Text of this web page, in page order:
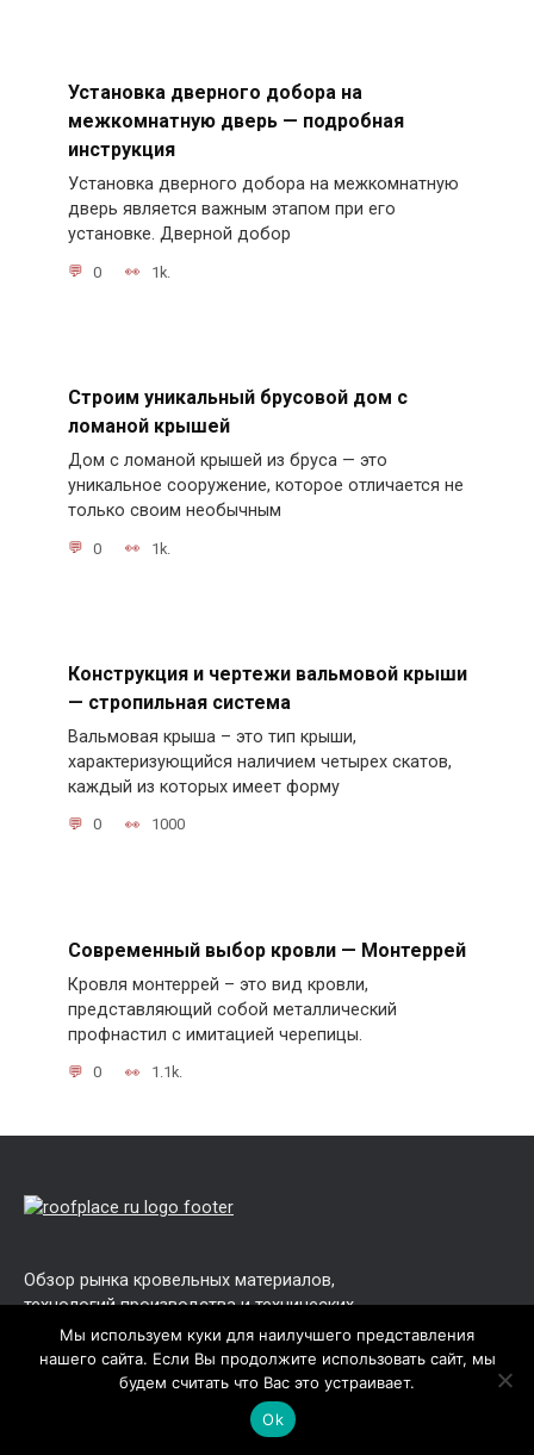
Установка дверного добора на
межкомнатную дверь — подробная
инструкция
Установка дверного добора на межкомнатную
дверь является важным этапом при его
установке. Дверной добор
0 1k.
Строим уникальный брусовой дом с
ломаной крышей
Дом с ломаной крышей из бруса — это
уникальное сооружение, которое отличается не
только своим необычным
0 1k.
Конструкция и чертежи вальмовой крыши
— стропильная система
Вальмовая крыша – это тип крыши,
характеризующийся наличием четырех скатов,
каждый из которых имеет форму
0 1000
Современный выбор кровли — Монтеррей
Кровля монтеррей – это вид кровли,
представляющий собой металлический
профнастил с имитацией черепицы.
0 1.1k.
Обзор рынка кровельных материалов,
технологий производства и технических
характеристик.
Информация о средних ценах, фото и
видео инструкции, а так же советы по
расчёту, монтажу и укладке кровли
Мы используем куки для наилучшего представления
нашего сайта. Если Вы продолжите использовать сайт, мы
будем считать что Вас это устраивает.
Ok